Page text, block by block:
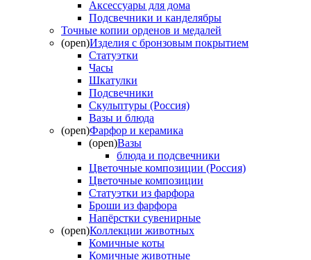
Аксессуары для дома
Подсвечники и канделябры
Точные копии орденов и медалей
(open)Изделия с бронзовым покрытием
Статуэтки
Часы
Шкатулки
Подсвечники
Скульптуры (Россия)
Вазы и блюда
(open)Фарфор и керамика
(open)Вазы
блюда и подсвечники
Цветочные композиции (Россия)
Цветочные композиции
Статуэтки из фарфора
Броши из фарфора
Напёрстки сувенирные
(open)Коллекции животных
Комичные коты
Комичные животные